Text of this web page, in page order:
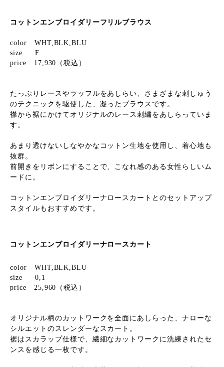
コットンエンブロイダリーフリルブラウス
color WHT,BLK,BLU
size F
price 17,930（税込）
たっぷりレースやラッフルをあしらい、さまざまな刺しゅう
のテクニックを駆使した、凝ったブラウスです。
襟から裾にかけてオリジナルのレース刺繍をあしらっていま
す。
あまり透けないしなやかなコットン生地を使用し、着心地も
抜群。
前開きをリボンにすることで、こなれ感のある女性らしいム
ードに。
コットンエンブロイダリーナロースカートとのセットアップ
スタイルもおすすめです。
コットンエンブロイダリーナロースカート
color WHT,BLK,BLU
size 0,1
price 25,960（税込）
オリジナル柄のカットワークを全面にあしらった、ナローな
シルエットのスレンダーなスカート。
裾はスカラップ仕様で、繊細なカットワークに洗練されたセ
ンスを感じる一枚です。